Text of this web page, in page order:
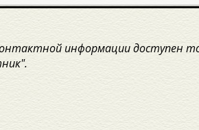
информации доступен